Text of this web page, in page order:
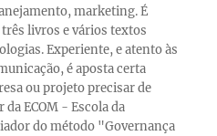
marketing. É
livros e vários textos
Experiente, e atento às
é aposta certa
ou projeto precisar de
da ECOM - Escola da
do método "Governança